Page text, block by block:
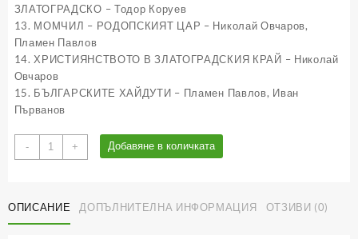
ЗЛАТОГРАДСКО – Тодор Коруев
13. МОМЧИЛ – РОДОПСКИЯТ ЦАР – Николай Овчаров,
Пламен Павлов
14. ХРИСТИЯНСТВОТО В ЗЛАТОГРАДСКИЯ КРАЙ – Николай
Овчаров
15. БЪЛГАРСКИТЕ ХАЙДУТИ – Пламен Павлов, Иван
Първанов
-
количество
за
Делю
хайдутин
+ Добавяне в количката
ОПИСАНИЕ ДОПЪЛНИТЕЛНА ИНФОРМАЦИЯ ОТЗИВИ (0)